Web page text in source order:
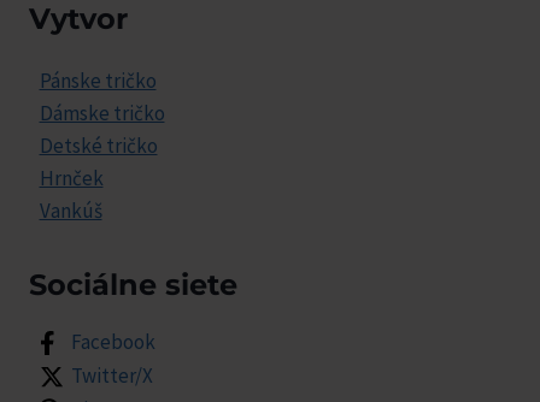
Vytvor
Pánske tričko
Dámske tričko
Detské tričko
Hrnček
Vankúš
Sociálne siete
Facebook
Twitter/X